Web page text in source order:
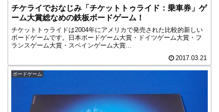
チケライでおなじみ「チケットトゥライド：乗車券」ゲ
ーム大賞総なめの鉄板ボードゲーム！
チケットトゥライドは2004年にアメリカで発売された比較的新しい
ボードゲームです。日本ボードゲーム大賞・ドイツゲーム大賞・フ
ランスゲーム大賞・スペインゲーム大賞...
2017.03.21
ボードゲーム